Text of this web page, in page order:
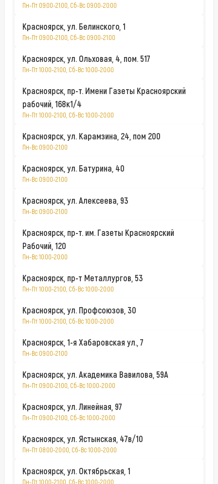
Пн-Пт 09:00-21:00, Сб-Вс 09:00-20:00
Красноярск, ул. Белинского, 1
Пн-Пт 09:00-21:00, Сб-Вс 09:00-21:00
Красноярск, ул. Ольховая, 4, пом. 517
Пн-Пт 10:00-21:00, Сб-Вс 10:00-20:00
Красноярск, пр-т. Имени Газеты Красноярский
рабочий, 168к1/4
Пн-Пт 10:00-21:00, Сб-Вс 10:00-20:00
Красноярск, ул. Карамзина, 24, пом 200
Пн-Вс 09:00-21:00
Красноярск, ул. Батурина, 40
Пн-Вс 09:00-21:00
Красноярск, ул. Алексеева, 93
Пн-Вс 09:00-21:00
Красноярск, пр-т. им. Газеты Красноярский
Рабочий, 120
Пн-Вс 10:00-20:00
Красноярск, пр-т Металлургов, 53
Пн-Пт 10:00-21:00, Сб-Вс 10:00-20:00
Красноярск, ул. Профсоюзов, 30
Пн-Пт 10:00-21:00, Сб-Вс 10:00-20:00
Красноярск, 1-я Хабаровская ул., 7
Пн-Вс 09:00-21:00
Красноярск, ул. Академика Вавилова, 59А
Пн-Пт 09:00-21:00, Сб-Вс 10:00-20:00
Красноярск, ул. Линейная, 97
Пн-Пт 09:00-21:00, Сб-Вс 10:00-20:00
Красноярск, ул. Ястынская, 47в/10
Пн-Пт 08:00-20:00, Сб-Вс 10:00-20:00
Красноярск, ул. Октябрьская, 1
Пн-Пт 10:00-21:00, Сб-Вс 10:00-20:00